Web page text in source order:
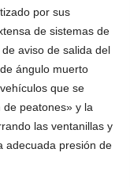
por sus
de sistemas de
aviso de salida del
ángulo muerto
que se
peatones» y la
las ventanillas y
adecuada presión de